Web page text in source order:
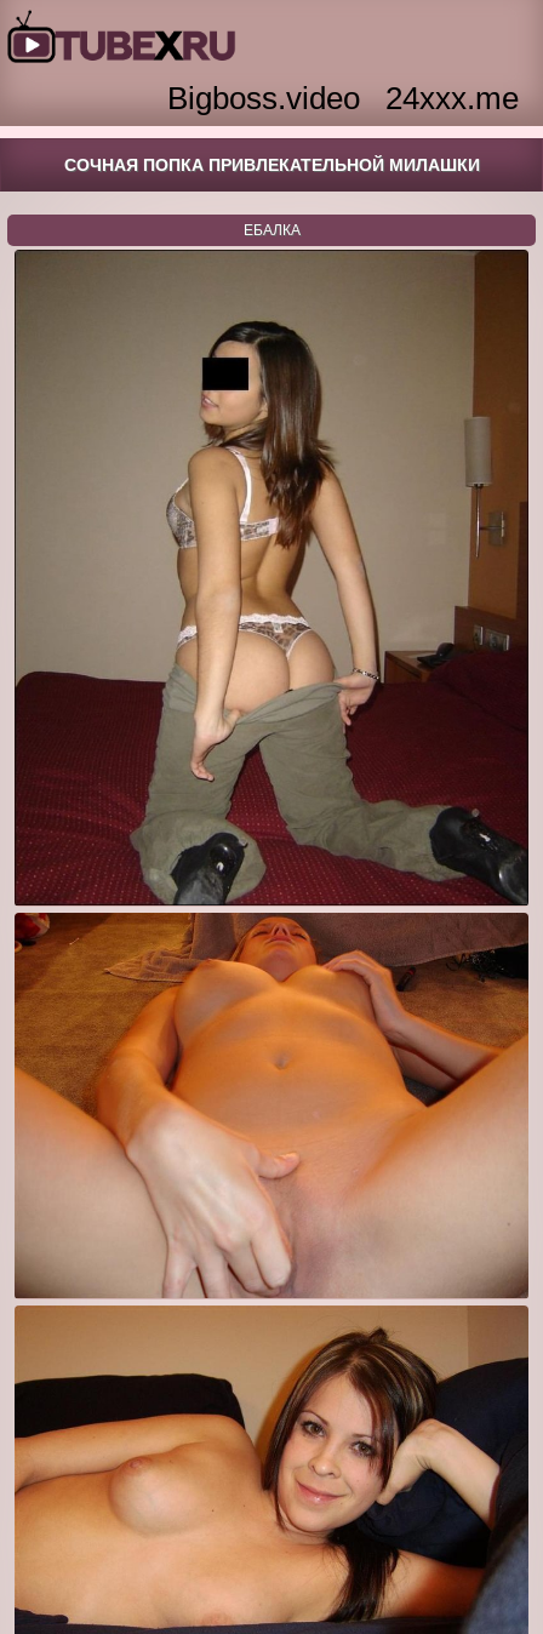
Bigboss.video 24xxx.me
СОЧНАЯ ПОПКА ПРИВЛЕКАТЕЛЬНОЙ МИЛАШКИ
ЕБАЛКА